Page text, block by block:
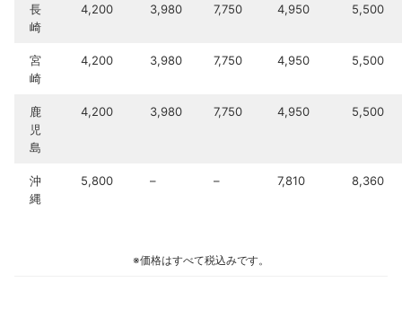
長
崎
4,200 3,980 7,750 4,950 5,500
宮
崎
4,200 3,980 7,750 4,950 5,500
鹿
児
島
4,200 3,980 7,750 4,950 5,500
沖
縄
5,800 – – 7,810 8,360
※価格はすべて税込みです。